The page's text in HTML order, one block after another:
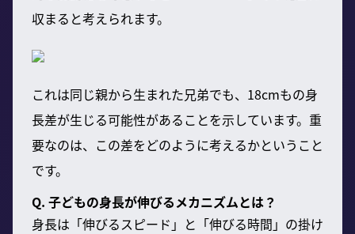
収まると考えられます。
これは同じ親から生まれた兄弟でも、18cmもの身
長差が生じる可能性があることを示しています。重
要なのは、この差をどのように考えるかということ
です。
Q. 子どもの身長が伸びるメカニズムとは？
身長は「伸びるスピード」と「伸びる時間」の掛け